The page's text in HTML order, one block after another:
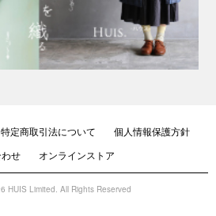
特定商取引法について
個人情報保護方針
せ
オンラインストア
HUIS Limited. All Rights Reserved